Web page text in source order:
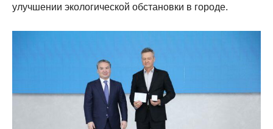
улучшении экологической обстановки в городе.